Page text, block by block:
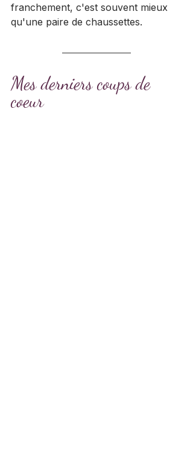
franchement, c'est souvent mieux
qu'une paire de chaussettes.
Mes derniers coups de
coeur